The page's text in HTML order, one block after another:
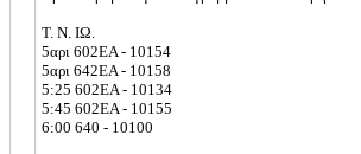
Τ. Ν. ΙΩ.
5αρι 602ΕΑ - 10154
5αρι 642ΕΑ - 10158
5:25 602ΕΑ - 10134
5:45 602ΕΑ - 10155
6:00 640 - 10100